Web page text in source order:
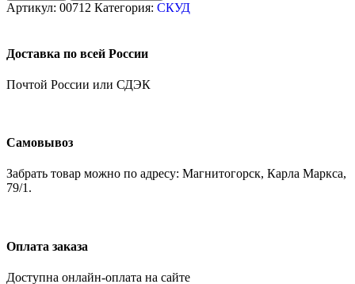
Артикул: 00712 Категория: СКУД
Доставка по всей России
Почтой России или СДЭК
Самовывоз
Забрать товар можно по адресу: Магнитогорск, Карла Маркса,
79/1.
Оплата заказа
Доступна онлайн-оплата на сайте